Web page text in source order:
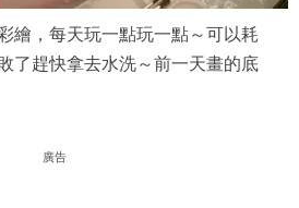
繪，每天玩一點玩一點～可以耗
了趕快拿去水洗～前一天畫的底
廣告